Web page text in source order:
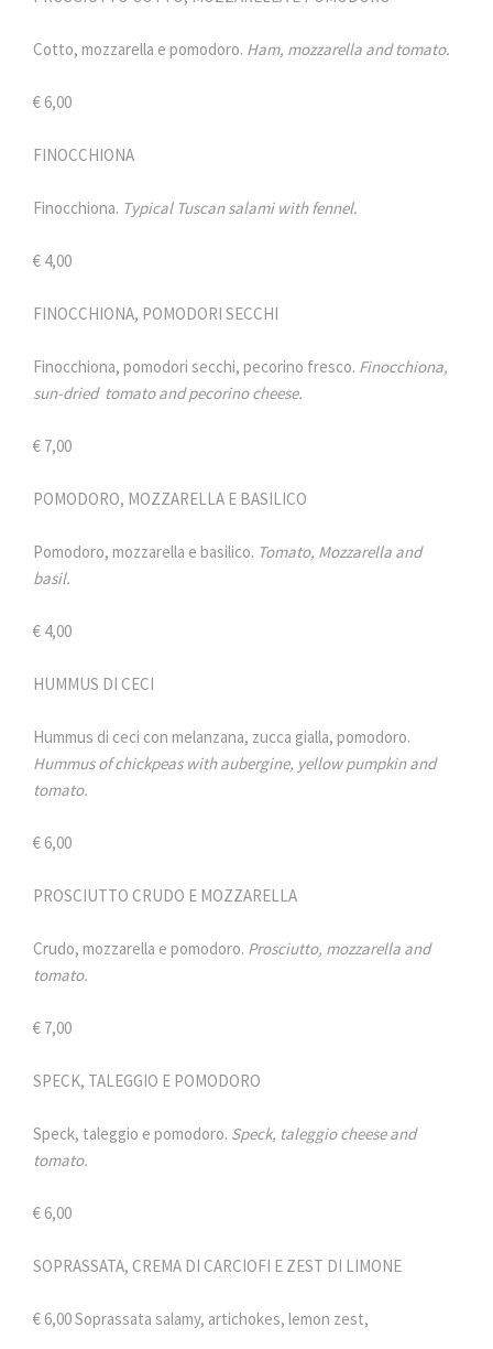
Cotto, mozzarella e pomodoro. Ham, mozzarella and tomato.
€ 6,00
FINOCCHIONA
Finocchiona. Typical Tuscan salami with fennel.
€ 4,00
FINOCCHIONA, POMODORI SECCHI
Finocchiona, pomodori secchi, pecorino fresco. Finocchiona,
sun-dried tomato and pecorino cheese.
€ 7,00
POMODORO, MOZZARELLA E BASILICO
Pomodoro, mozzarella e basilico. Tomato, Mozzarella and
basil.
€ 4,00
HUMMUS DI CECI
Hummus di ceci con melanzana, zucca gialla, pomodoro.
Hummus of chickpeas with aubergine, yellow pumpkin and
tomato.
€ 6,00
PROSCIUTTO CRUDO E MOZZARELLA
Crudo, mozzarella e pomodoro. Prosciutto, mozzarella and
tomato.
€ 7,00
SPECK, TALEGGIO E POMODORO
Speck, taleggio e pomodoro. Speck, taleggio cheese and
tomato.
€ 6,00
SOPRASSATA, CREMA DI CARCIOFI E ZEST DI LIMONE
€ 6,00 Soprassata salamy, artichokes, lemon zest,